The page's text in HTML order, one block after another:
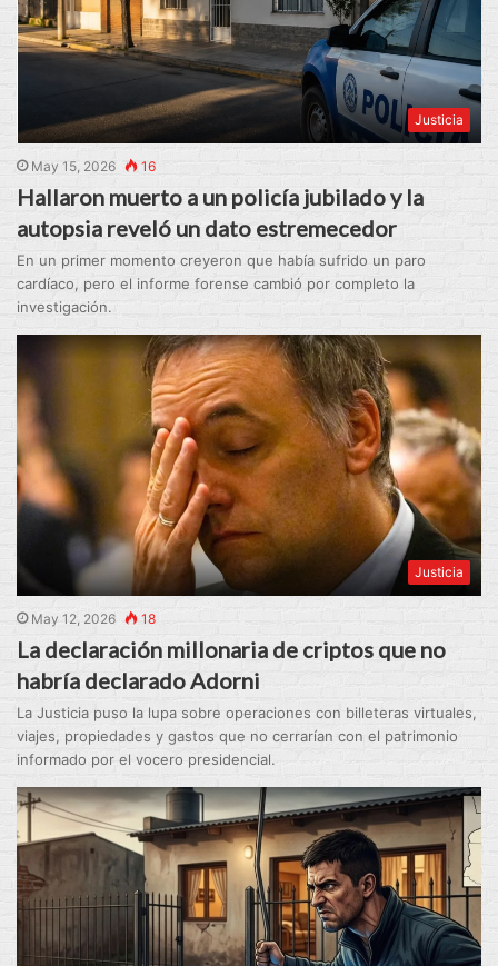
Justicia
May 15, 2026 16
Hallaron muerto a un policía jubilado y la
autopsia reveló un dato estremecedor
En un primer momento creyeron que había sufrido un paro
cardíaco, pero el informe forense cambió por completo la
investigación.
Justicia
May 12, 2026 18
La declaración millonaria de criptos que no
habría declarado Adorni
La Justicia puso la lupa sobre operaciones con billeteras virtuales,
viajes, propiedades y gastos que no cerrarían con el patrimonio
informado por el vocero presidencial.